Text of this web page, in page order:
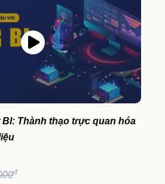
Thành thạo trực quan hóa
đ